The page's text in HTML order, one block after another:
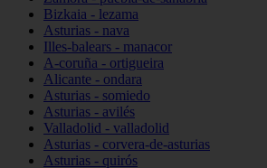
Bizkaia - lezama
Asturias - nava
Illes-balears - manacor
A-coruña - ortigueira
Alicante - ondara
Asturias - somiedo
Asturias - avilés
Valladolid - valladolid
Asturias - corvera-de-asturias
Asturias - quirós